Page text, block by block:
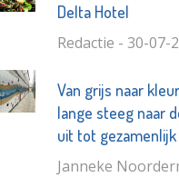
Delta Hotel
Redactie - 30-07-
Van grijs naar
lange steeg naar
uit tot
Janneke